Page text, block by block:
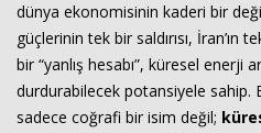
dünya ekonomisinin kaderi bir
güçlerinin tek bir saldırısı, İran’ın
bir “yanlış hesabı”, küresel enerji
durdurabilecek potansiyele sahip.
sadece coğrafi bir isim değil;